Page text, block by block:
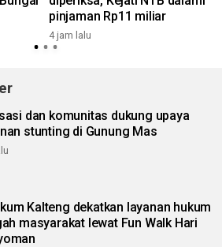
pinjaman Rp11 miliar
4 jam lalu
dan komunitas dukung upaya
stunting di Gunung Mas
Kalteng dekatkan layanan hukum
masyarakat lewat Fun Walk Hari